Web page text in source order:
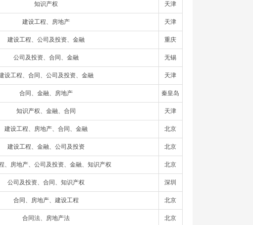
知识产权 天津
建设工程、房地产 天津
建设工程、公司及投资、金融 重庆
公司及投资、合同、金融 无锡
设工程、合同、公司及投资、金融 天津
合同、金融、房地产 秦皇岛
知识产权、金融、合同 天津
建设工程、房地产、合同、金融 北京
建设工程、金融、公司及投资 北京
、房地产、公司及投资、金融、知识产权 北京
公司及投资、合同、知识产权 深圳
合同、房地产、建设工程 北京
合同法、房地产法 北京